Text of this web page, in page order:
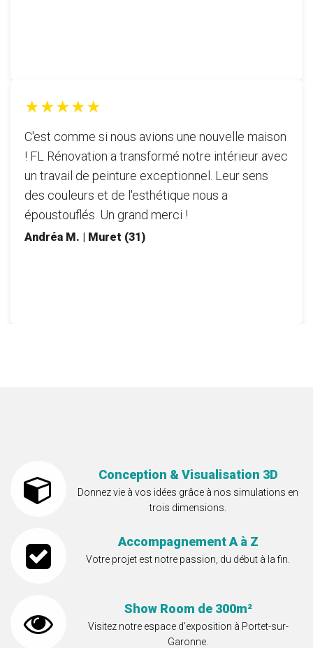
★★★★★
C'est comme si nous avions une nouvelle maison
! FL Rénovation a transformé notre intérieur avec
un travail de peinture exceptionnel. Leur sens
des couleurs et de l'esthétique nous a
époustouflés. Un grand merci !
Andréa M. | Muret (31)
Conception & Visualisation 3D
Donnez vie à vos idées grâce à nos simulations en
trois dimensions.
Accompagnement A à Z
Votre projet est notre passion, du début à la fin.
Show Room de 300m²
Visitez notre espace d'exposition à Portet-sur-
Garonne.